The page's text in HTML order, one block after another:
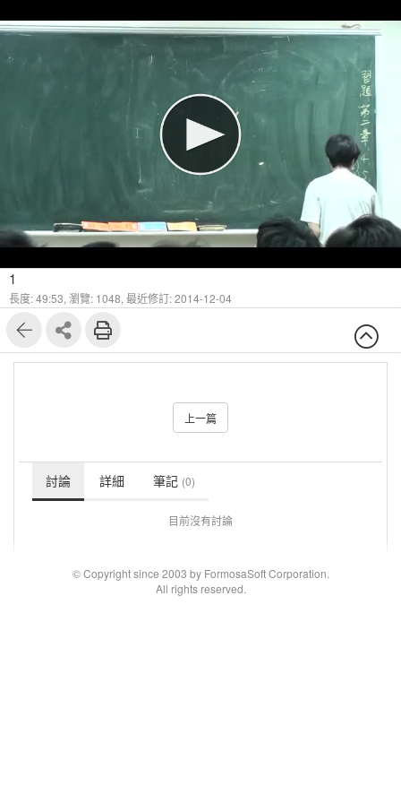
1
長度: 49:53, 瀏覽: 1048, 最近修訂: 2014-12-04
上一篇
討論 詳細 筆記 (0)
目前沒有討論
© Copyright since 2003 by FormosaSoft Corporation.
All rights reserved.